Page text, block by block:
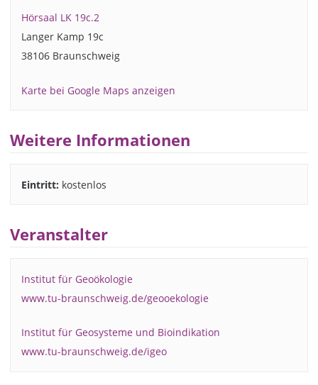
Hörsaal LK 19c.2
Langer Kamp 19c
38106 Braunschweig
Karte bei Google Maps anzeigen
Weitere Informationen
Eintritt: kostenlos
Veranstalter
Institut für Geoökologie
www.tu-braunschweig.de/geooekologie
Institut für Geosysteme und Bioindikation
www.tu-braunschweig.de/igeo